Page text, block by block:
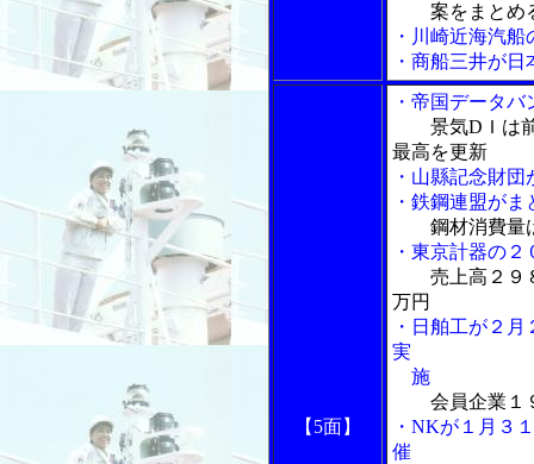
案をまとめ
・川崎近海汽
・商船三井が
【5面】
・帝国データ
景気DＩは
最高を更新
・山縣記念財
・鉄鋼連盟が
鋼材消費量
・東京計器の
売上高２９
万円
・日舶工が２
実
施
会員企業１
・NKが１月３
催